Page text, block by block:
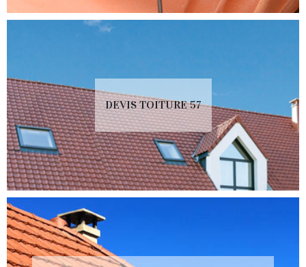
DEVIS TOITURE 57